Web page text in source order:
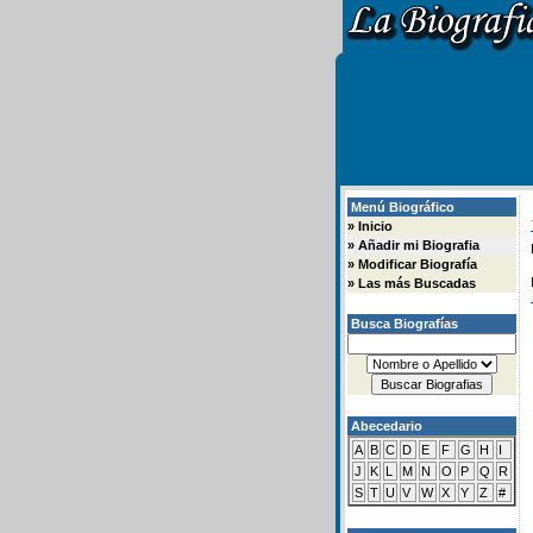
Menú Biográfico
» Inicio
» Añadir mi Biografia
» Modificar Biografía
» Las más Buscadas
Busca Biografías
Abecedario
A B C D E F G H
I
J
K L M N O P Q
R
S T U V W X Y Z #